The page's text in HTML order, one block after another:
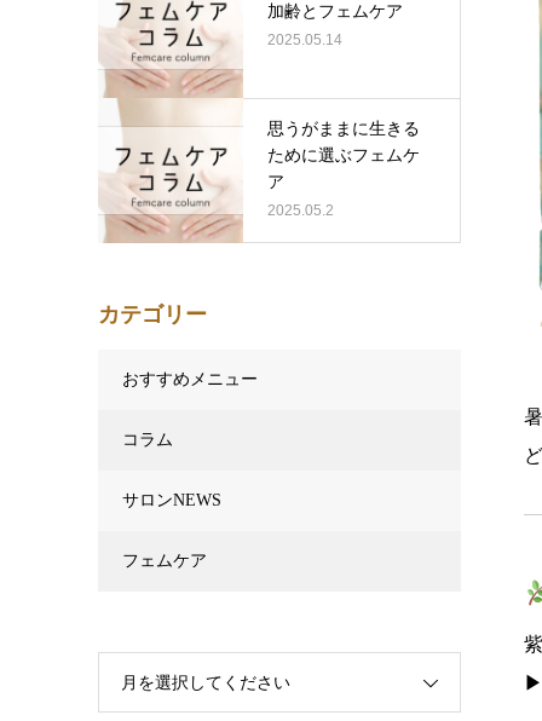
加齢とフェムケア
2025.05.14
思うがままに生きる
ために選ぶフェムケ
ア
2025.05.2
カテゴリー
おすすめメニュー
コラム
サロンNEWS
フェムケア
月を選択してください